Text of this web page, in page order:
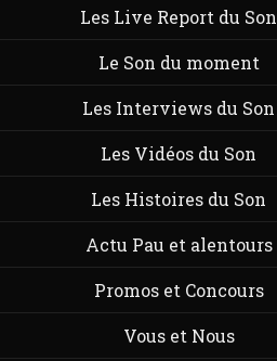
Les Live Report du Son
Le Son du moment
Les Interviews du Son
Les Vidéos du Son
Les Histoires du Son
Actu Pau et alentours
Promos et Concours
Vous et Nous